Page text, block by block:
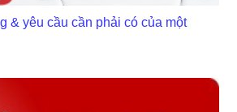
& yêu cầu cần phải có của một